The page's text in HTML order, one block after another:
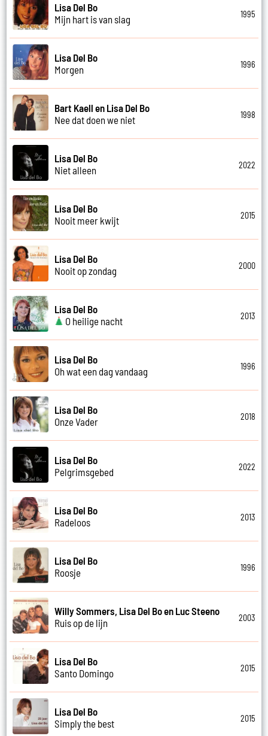
Lisa Del Bo
Mijn hart is van slag
1995
Lisa Del Bo
Morgen
1996
Bart Kaell en Lisa Del Bo
Nee dat doen we niet
1998
Lisa Del Bo
Niet alleen
2022
Lisa Del Bo
Nooit meer kwijt
2015
Lisa Del Bo
Nooit op zondag
2000
Lisa Del Bo
O heilige nacht
2013
Lisa Del Bo
Oh wat een dag vandaag
1996
Lisa Del Bo
Onze Vader
2018
Lisa Del Bo
Pelgrimsgebed
2022
Lisa Del Bo
Radeloos
2013
Lisa Del Bo
Roosje
1996
Willy Sommers, Lisa Del Bo en Luc Steeno
Ruis op de lijn
2003
Lisa Del Bo
Santo Domingo
2015
Lisa Del Bo
Simply the best
2015